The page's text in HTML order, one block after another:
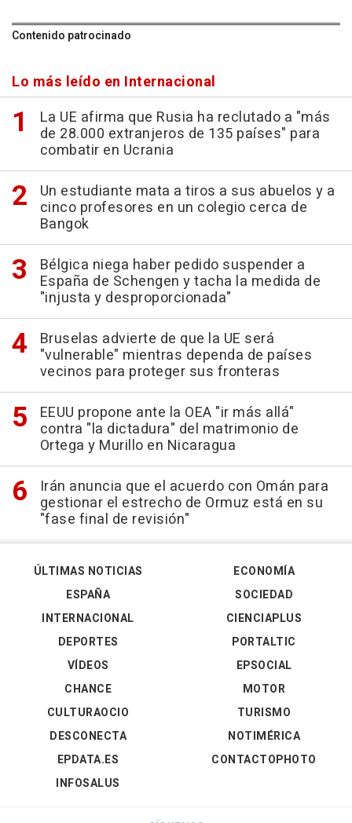
Contenido patrocinado
Lo más leído en Internacional
La UE afirma que Rusia ha reclutado a "más
de 28.000 extranjeros de 135 países" para
combatir en Ucrania
Un estudiante mata a tiros a sus abuelos y a
cinco profesores en un colegio cerca de
Bangok
Bélgica niega haber pedido suspender a
España de Schengen y tacha la medida de
"injusta y desproporcionada"
Bruselas advierte de que la UE será
"vulnerable" mientras dependa de países
vecinos para proteger sus fronteras
EEUU propone ante la OEA "ir más allá"
contra "la dictadura" del matrimonio de
Ortega y Murillo en Nicaragua
Irán anuncia que el acuerdo con Omán para
gestionar el estrecho de Ormuz está en su
"fase final de revisión"
ÚLTIMAS NOTICIAS
ESPAÑA
INTERNACIONAL
DEPORTES
VÍDEOS
ECONOMÍA
SOCIEDAD
CIENCIAPLUS
PORTALTIC
EPSOCIAL
CHANCE
CULTURAOCIO
DESCONECTA
EPDATA.ES
INFOSALUS
MOTOR
TURISMO
NOTIMÉRICA
CONTACTOPHOTO